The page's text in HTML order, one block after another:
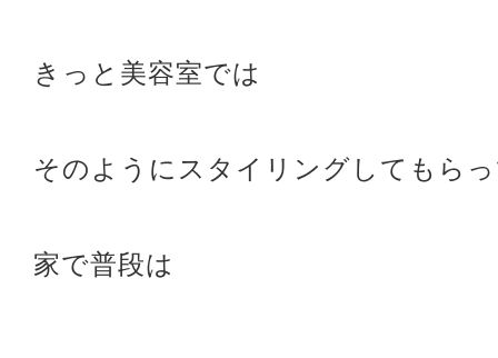
きっと美容室では
そのようにスタイリングしてもら
家で普段は